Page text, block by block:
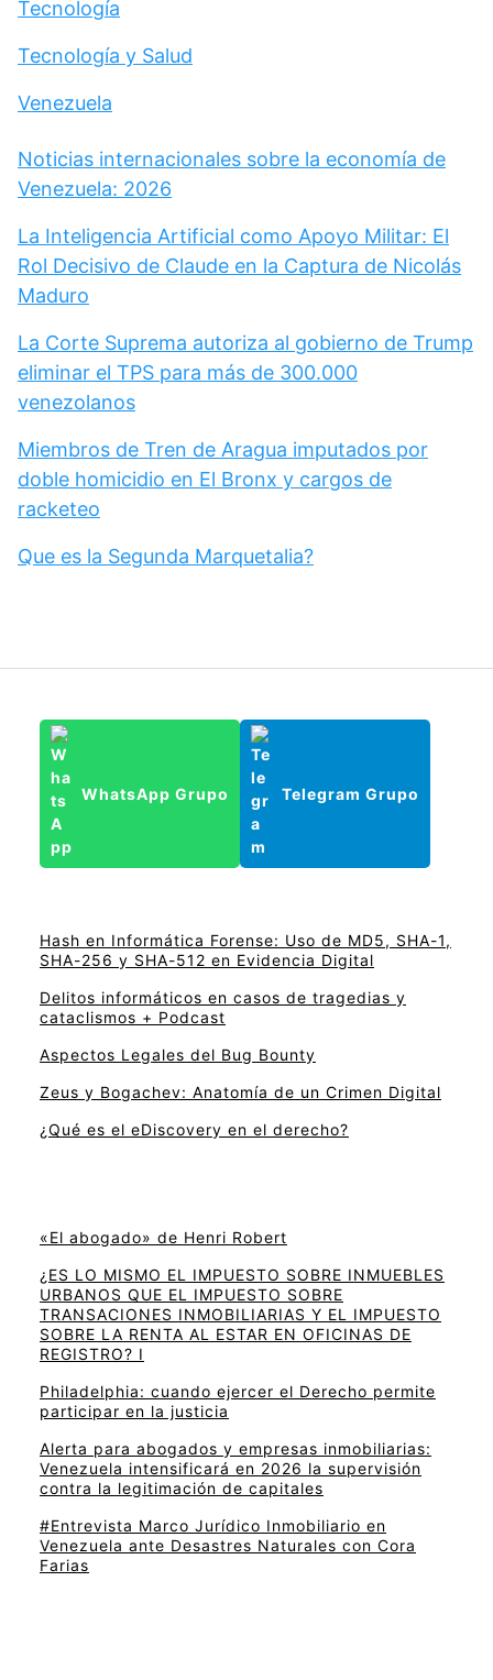
Tecnología
Tecnología y Salud
Venezuela
Noticias internacionales sobre la economía de
Venezuela: 2026
La Inteligencia Artificial como Apoyo Militar: El
Rol Decisivo de Claude en la Captura de Nicolás
Maduro
La Corte Suprema autoriza al gobierno de Trump
eliminar el TPS para más de 300.000
venezolanos
Miembros de Tren de Aragua imputados por
doble homicidio en El Bronx y cargos de
racketeo
Que es la Segunda Marquetalia?
WhatsApp Grupo Telegram Grupo
Hash en Informática Forense: Uso de MD5, SHA-1,
SHA-256 y SHA-512 en Evidencia Digital
Delitos informáticos en casos de tragedias y
cataclismos + Podcast
Aspectos Legales del Bug Bounty
Zeus y Bogachev: Anatomía de un Crimen Digital
¿Qué es el eDiscovery en el derecho?
«El abogado» de Henri Robert
¿ES LO MISMO EL IMPUESTO SOBRE INMUEBLES
URBANOS QUE EL IMPUESTO SOBRE
TRANSACIONES INMOBILIARIAS Y EL IMPUESTO
SOBRE LA RENTA AL ESTAR EN OFICINAS DE
REGISTRO? I
Philadelphia: cuando ejercer el Derecho permite
participar en la justicia
Alerta para abogados y empresas inmobiliarias:
Venezuela intensificará en 2026 la supervisión
contra la legitimación de capitales
#Entrevista Marco Jurídico Inmobiliario en
Venezuela ante Desastres Naturales con Cora
Farias